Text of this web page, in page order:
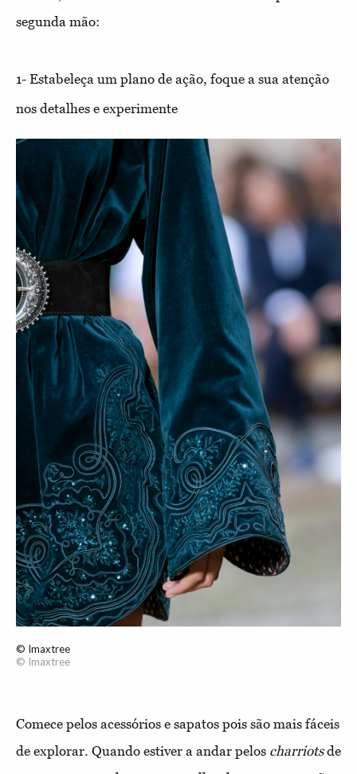
segunda mão:
1- Estabeleça um plano de ação, foque a sua atenção
nos detalhes e experimente
© Imaxtree
© Imaxtree
Comece pelos acessórios e sapatos pois são mais fáceis
de explorar. Quando estiver a andar pelos charriotsde